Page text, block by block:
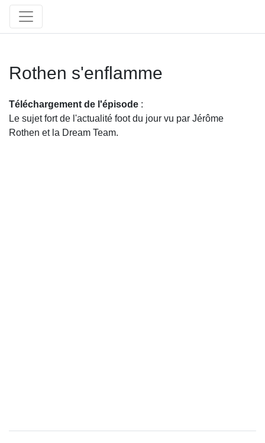
Rothen s'enflamme
Téléchargement de l'épisode :
Le sujet fort de l'actualité foot du jour vu par Jérôme
Rothen et la Dream Team.